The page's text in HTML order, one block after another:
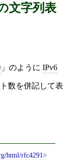
文字列表
」のように IPv6
数を併記して表
html/rfc4291